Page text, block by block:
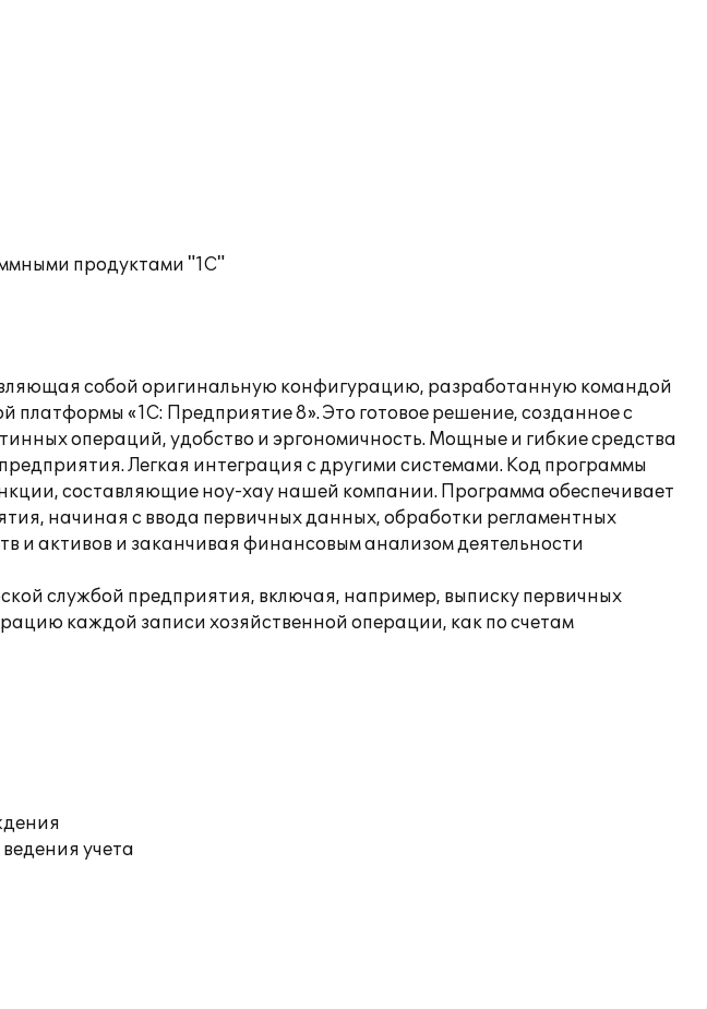
продуктами "1С"
собой оригинальную конфигурацию, разработанную командой
«1С: Предприятие 8». Это готовое решение, созданное с
операций, удобство и эргономичность. Мощные и гибкие средства
Легкая интеграция с другими системами. Код программы
составляющие ноу-хау нашей компании. Программа обеспечивает
начиная с ввода первичных данных, обработки регламентных
и активов и заканчивая финансовым анализом деятельности
службой предприятия, включая, например, выписку первичных
каждой записи хозяйственной операции, как по счетам
учета